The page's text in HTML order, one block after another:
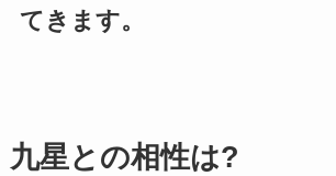
てきます。
九星との相性は?